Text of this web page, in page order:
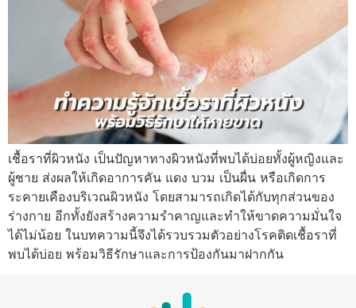
เชื้อราที่ผิวหนัง เป็นปัญหาทางผิวหนังที่พบได้บ่อยทั้งผู้หญิงและ
ผู้ชาย ส่งผลให้เกิดอาการคัน แดง บวม เป็นผื่น หรือเกิดการ
ระคายเคืองบริเวณผิวหนัง โดยสามารถเกิดได้กับทุกส่วนของ
ร่างกาย อีกทั้งยังสร้างความรำคาญและทำให้ขาดความมั่นใจ
ได้ไม่น้อย ในบทความนี้จึงได้รวบรวมตัวอย่างโรคติดเชื้อราที่
พบได้บ่อย พร้อมวิธีรักษาและการป้องกันมาฝากกัน